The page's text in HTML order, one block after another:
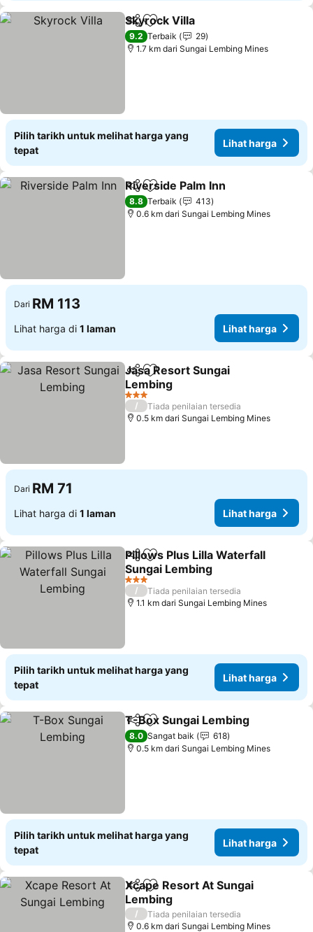
KongsiTambah ke favorit
Skyrock Villa
9.2 Terbaik
29
1.7 km dari Sungai Lembing Mines
Pilih tarikh untuk melihat harga yang
tepat
Lihat harga
KongsiTambah ke favorit
Riverside Palm Inn
8.8 Terbaik
413
0.6 km dari Sungai Lembing Mines
Dari RM 113
Lihat harga di 1 laman Lihat harga
KongsiTambah ke favorit
Jasa Resort Sungai
Lembing
3 Bintang
/
Tiada penilaian tersedia
0.5 km dari Sungai Lembing Mines
Dari RM 71
Lihat harga di 1 laman Lihat harga
KongsiTambah ke favorit
Pillows Plus Lilla Waterfall
Sungai Lembing
3 Bintang
/
Tiada penilaian tersedia
1.1 km dari Sungai Lembing Mines
Pilih tarikh untuk melihat harga yang
tepat
Lihat harga
KongsiTambah ke favorit
T-Box Sungai Lembing
8.0 Sangat baik
618
0.5 km dari Sungai Lembing Mines
Pilih tarikh untuk melihat harga yang
tepat
Lihat harga
KongsiTambah ke favorit
Xcape Resort At Sungai
Lembing
/
Tiada penilaian tersedia
0.6 km dari Sungai Lembing Mines